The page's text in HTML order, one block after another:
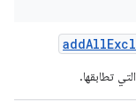
addAll
تطابقها.